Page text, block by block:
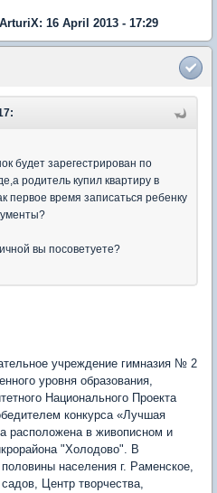
16 April 2013 - 17:29
будет зарегестрирован по
родитель купил квартиру в
первое время записаться ребенку
вы посоветуете?
учреждение гимназия № 2
уровня образования,
Национального Проекта
конкурса «Лучшая
расположена в живописном и
"Холодово". В
населения г. Раменское,
Центр творчества,